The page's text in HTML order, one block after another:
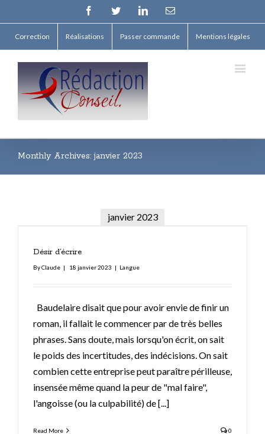
FacebookTwitterLinkedinEmail
Correction Réalisations Passer commande Mentions légales
Monthly Archives:janvier 2023
janvier 2023
Désir d’écrire
ByClaude | 18 janvier 2023 | Langue
Baudelaire disait que pour avoir envie de finir un
roman, il fallait le commencer par de très belles
phrases. Sans doute, mais lorsqu'on écrit, on sait
le poids des incertitudes, des indécisions. On sait
combien cette entreprise peut paraître périlleuse,
insensée même quand la peur de "mal faire",
l'angoisse (ou la culpabilité) de[...]
Read More 0